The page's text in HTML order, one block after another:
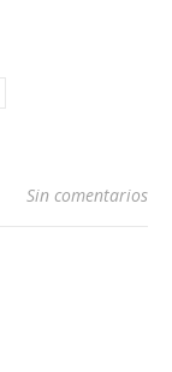
Sin comentarios